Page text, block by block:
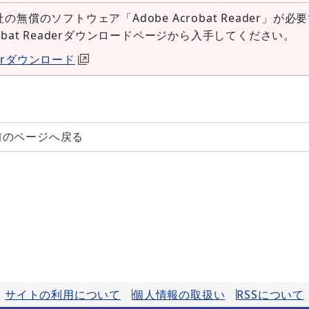
の無償のソフトウェア「Adobe Acrobat Reader」が必
Readerダウンロードページから入手してください。
ウンロード
ページへ戻る
サイトの利用について 個人情報の取扱い RSSについて